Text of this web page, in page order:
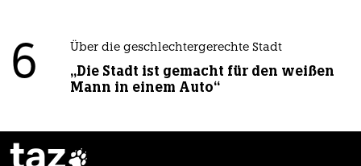
6 Über die geschlechtergerechte Stadt
„Die Stadt ist gemacht für den weißen
Mann in einem Auto“
taz